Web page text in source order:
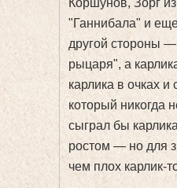
Коршунов, Зорг
"Ганнибала" и
другой стороны
рыцаря", а
карлика в очках и
который никогда
сыграл бы
ростом — но для
чем плох карлик-